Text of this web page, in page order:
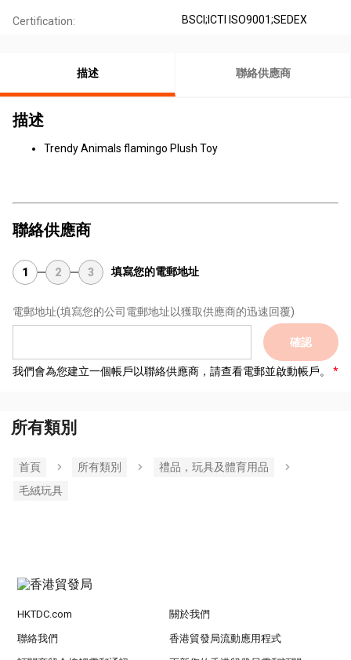
Certification: BSCI;ICTI ISO9001;SEDEX
描述 聯絡供應商
描述
Trendy Animals flamingo Plush Toy
聯絡供應商
1 2 3 填寫您的電郵地址
電郵地址(填寫您的公司電郵地址以獲取供應商的迅速回覆)
確認
我們會為您建立一個帳戶以聯絡供應商，請查看電郵並啟動帳戶。
所有類別
首頁 所有類別
禮品，玩具及體育用品
毛絨玩具
HKTDC.com 關於我們
聯絡我們 香港貿發局流動應用程式